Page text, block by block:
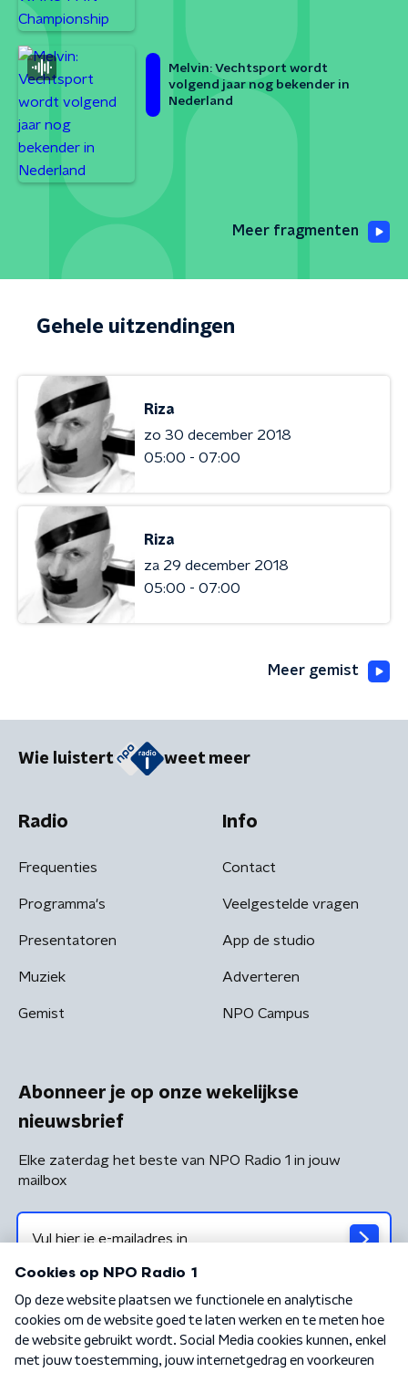
Melvin: Vechtsport wordt
volgend jaar nog bekender in
Nederland
Meer fragmenten
Gehele uitzendingen
Riza
zo 30 december 2018
05:00 - 07:00
Riza
za 29 december 2018
05:00 - 07:00
Meer gemist
Wie luistert weet meer
Radio
Frequenties
Programma's
Presentatoren
Muziek
Gemist
Info
Contact
Veelgestelde vragen
App de studio
Adverteren
NPO Campus
Abonneer je op onze wekelijkse
nieuwsbrief
Elke zaterdag het beste van NPO Radio 1 in jouw
mailbox
Algemene voorwaarden